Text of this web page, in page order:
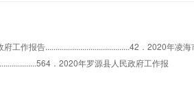
工作报告.........................................42．2020年凌
．2020年罗源县人民政府工作报